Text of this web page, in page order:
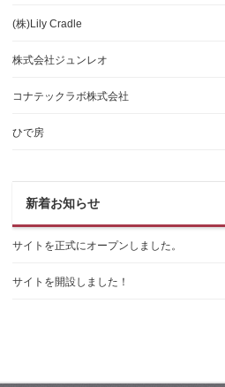
(株)Lily Cradle
株式会社ジュンレオ
コナテックラボ株式会社
ひで房
新着お知らせ
サイトを正式にオープンしました。
サイトを開設しました！